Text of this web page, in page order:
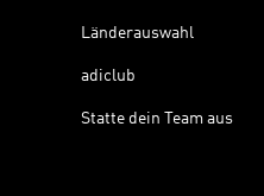
Länderauswahl
adiclub
Statte dein Team aus